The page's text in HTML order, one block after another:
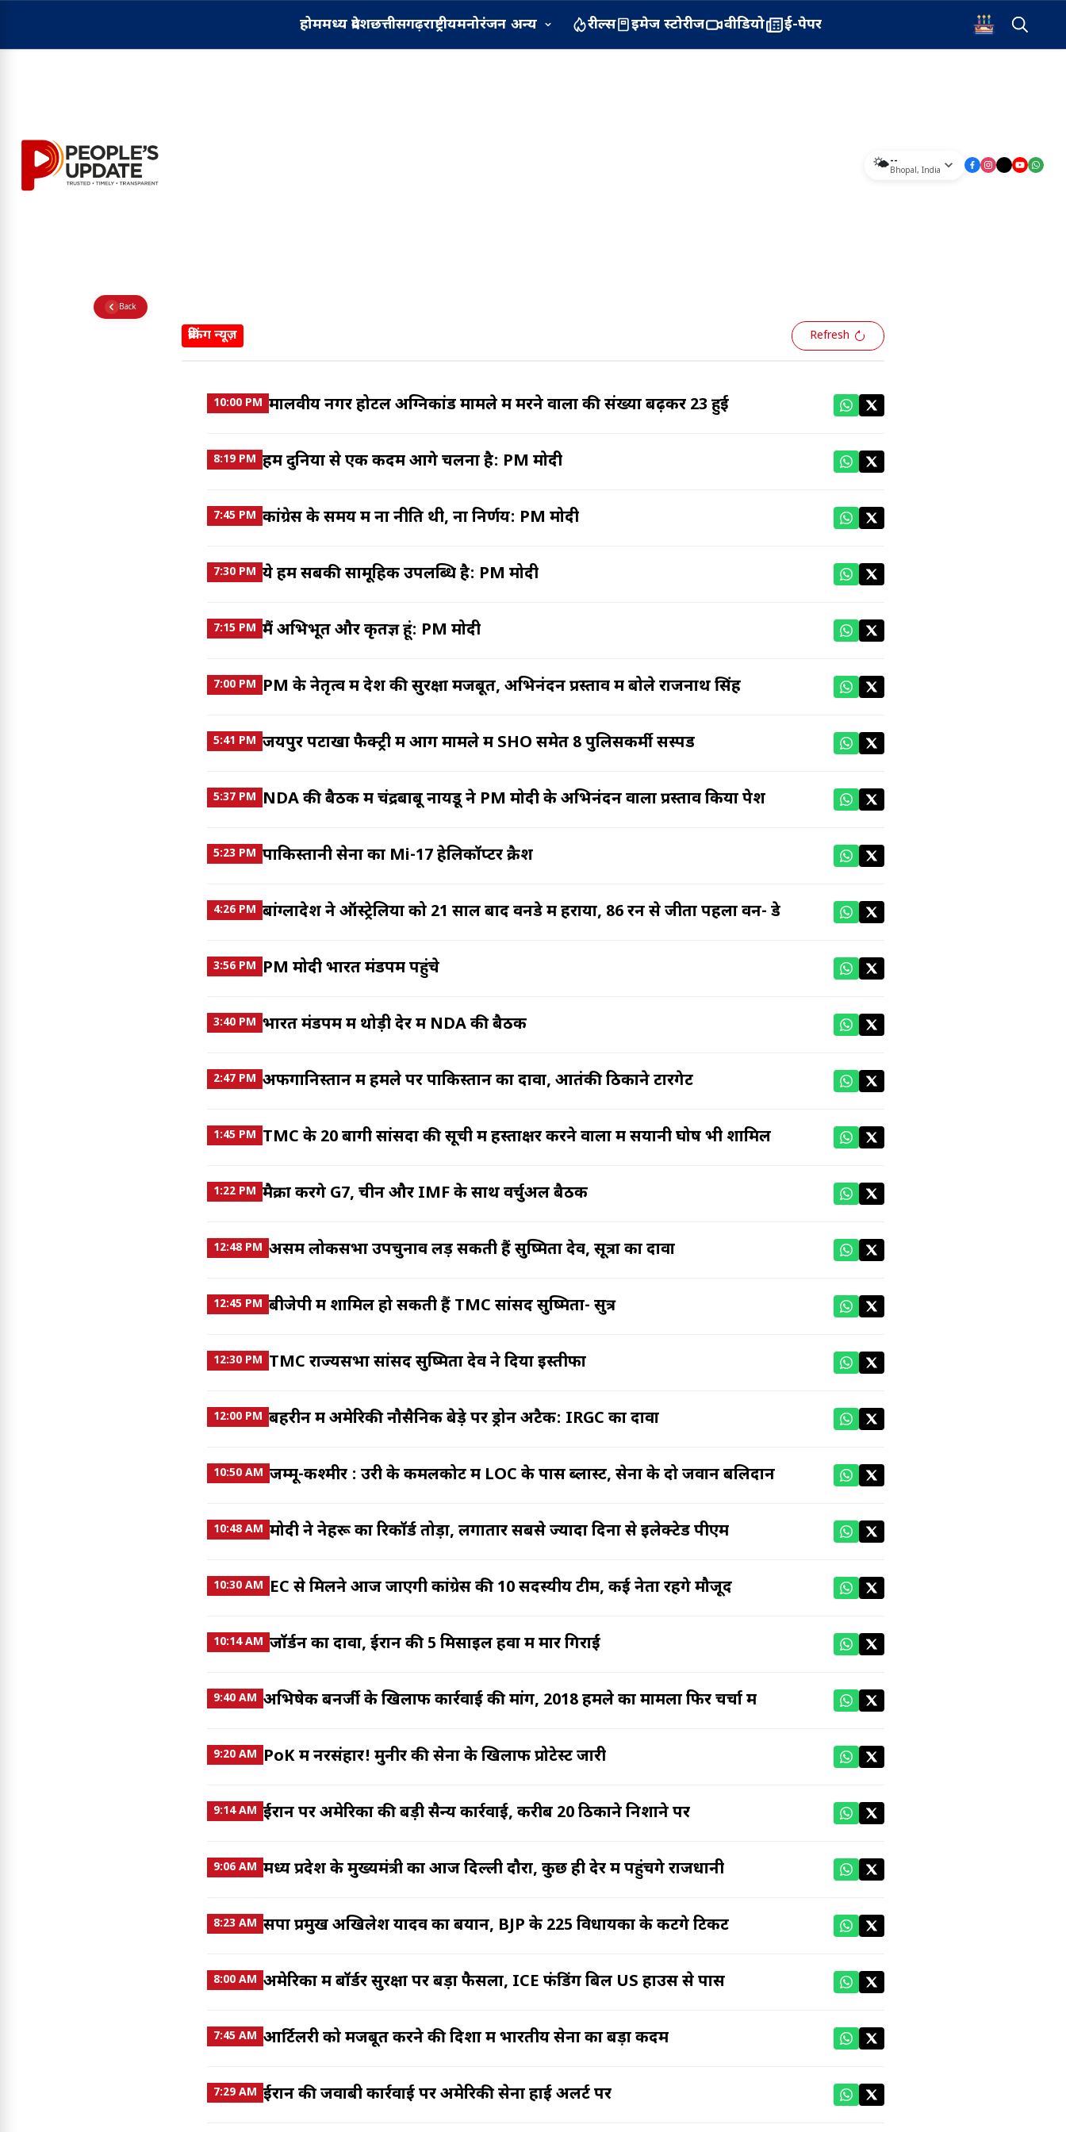
होममध्य प्रदेशछत्तीसगढ़राष्ट्रीयमनोरंजन अन्य रील्स इमेज स्टोरीज वीडियो ई-पेपर
🌤️--
Bhopal, India
Back
ब्रेकिंग न्यूज़ Refresh
10:00 PM मालवीय नगर होटल अग्निकांड मामले में मरने वालों की संख्या बढ़कर 23 हुई
8:19 PM हमें दुनिया से एक कदम आगे चलना है: PM मोदी
7:45 PM कांग्रेस के समय में ना नीति थी, ना निर्णय: PM मोदी
7:30 PM ये हम सबकी सामूहिक उपलब्धि है: PM मोदी
7:15 PM मैं अभिभूत और कृतज्ञ हूं: PM मोदी
7:00 PM PM के नेतृत्व में देश की सुरक्षा मजबूत, अभिनंदन प्रस्ताव में बोले राजनाथ सिंह
5:41 PM जयपुर पटाखा फैक्ट्री में आग मामले में SHO समेत 8 पुलिसकर्मी सस्पेंड
5:37 PM NDA की बैठक में चंद्रबाबू नायडू ने PM मोदी के अभिनंदन वाला प्रस्ताव किया पेश
5:23 PM पाकिस्तानी सेना का Mi-17 हेलिकॉप्टर क्रैश
4:26 PM बांग्लादेश ने ऑस्ट्रेलिया को 21 साल बाद वनडे में हराया, 86 रन से जीता पहला वन- डे
3:56 PM PM मोदी भारत मंडपम पहुंचे
3:40 PM भारत मंडपम में थोड़ी देर में NDA की बैठक
2:47 PM अफगानिस्तान में हमले पर पाकिस्तान का दावा, आतंकी ठिकाने टारगेट
1:45 PM TMC के 20 बागी सांसदों की सूची में हस्ताक्षर करने वालों में सयानी घोष भी शामिल
1:22 PM मैक्रों करेंगे G7, चीन और IMF के साथ वर्चुअल बैठक
12:48 PM असम लोकसभा उपचुनाव लड़ सकती हैं सुष्मिता देव, सूत्रों का दावा
12:45 PM बीजेपी में शामिल हो सकती हैं TMC सांसद सुष्मिता- सुत्र
12:30 PM TMC राज्यसभा सांसद सुष्मिता देव ने दिया इस्तीफा
12:00 PM बहरीन में अमेरिकी नौसैनिक बेड़े पर ड्रोन अटैक: IRGC का दावा
10:50 AM जम्मू-कश्मीर : उरी के कमलकोट में LOC के पास ब्लास्ट, सेना के दो जवान बलिदान
10:48 AM मोदी ने नेहरू का रिकॉर्ड तोड़ा, लगातार सबसे ज्यादा दिनों से इलेक्टेड पीएम
10:30 AM EC से मिलने आज जाएगी कांग्रेस की 10 सदस्यीय टीम, कई नेता रहेंगे मौजूद
10:14 AM जॉर्डन का दावा, ईरान की 5 मिसाइलें हवा में मार गिराईं
9:40 AM अभिषेक बनर्जी के खिलाफ कार्रवाई की मांग, 2018 हमले का मामला फिर चर्चा में
9:20 AM PoK में नरसंहार! मुनीर की सेना के खिलाफ प्रोटेस्ट जारी
9:14 AM ईरान पर अमेरिका की बड़ी सैन्य कार्रवाई, करीब 20 ठिकाने निशाने पर
9:06 AM मध्य प्रदेश के मुख्यमंत्री का आज दिल्ली दौरा, कुछ ही देर में पहुंचेंगे राजधानी
8:23 AM सपा प्रमुख अखिलेश यादव का बयान, BJP के 225 विधायकों के कटेंगे टिकट
8:00 AM अमेरिका में बॉर्डर सुरक्षा पर बड़ा फैसला, ICE फंडिंग बिल US हाउस से पास
7:45 AM आर्टिलरी को मजबूत करने की दिशा में भारतीय सेना का बड़ा कदम
7:29 AM ईरान की जवाबी कार्रवाई पर अमेरिकी सेना हाई अलर्ट पर